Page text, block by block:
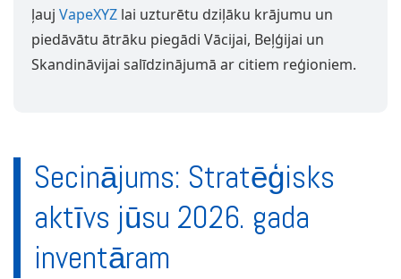
ļauj VapeXYZ lai uzturētu dziļāku krājumu un
piedāvātu ātrāku piegādi Vācijai, Beļģijai un
Skandināvijai salīdzinājumā ar citiem reģioniem.
Secinājums: Stratēģisks
aktīvs jūsu 2026. gada
inventāram